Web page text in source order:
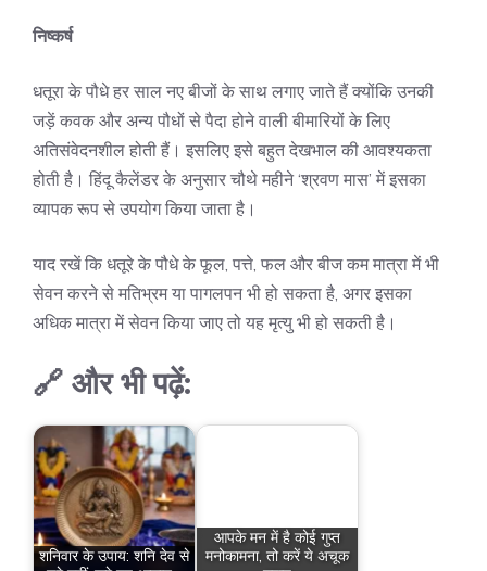
निष्कर्ष
धतूरा के पौधे हर साल नए बीजों के साथ लगाए जाते हैं क्योंकि उनकी
जड़ें कवक और अन्य पौधों से पैदा होने वाली बीमारियों के लिए
अतिसंवेदनशील होती हैं। इसलिए इसे बहुत देखभाल की आवश्यकता
होती है। हिंदू कैलेंडर के अनुसार चौथे महीने ‘श्रवण मास’ में इसका
व्यापक रूप से उपयोग किया जाता है।
याद रखें कि धतूरे के पौधे के फूल, पत्ते, फल और बीज कम मात्रा में भी
सेवन करने से मतिभ्रम या पागलपन भी हो सकता है, अगर इसका
अधिक मात्रा में सेवन किया जाए तो यह मृत्यु भी हो सकती है।
🔗 और भी पढ़ें:
शनिवार के उपाय: शनि देव से
आपके मन में है कोई गुप्त
मनोकामना, तो करें ये अचूक